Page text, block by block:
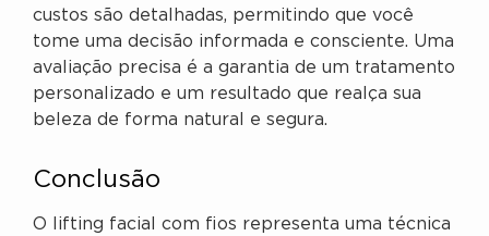
custos são detalhadas, permitindo que você
tome uma decisão informada e consciente. Uma
avaliação precisa é a garantia de um tratamento
personalizado e um resultado que realça sua
beleza de forma natural e segura.
Conclusão
O lifting facial com fios representa uma técnica